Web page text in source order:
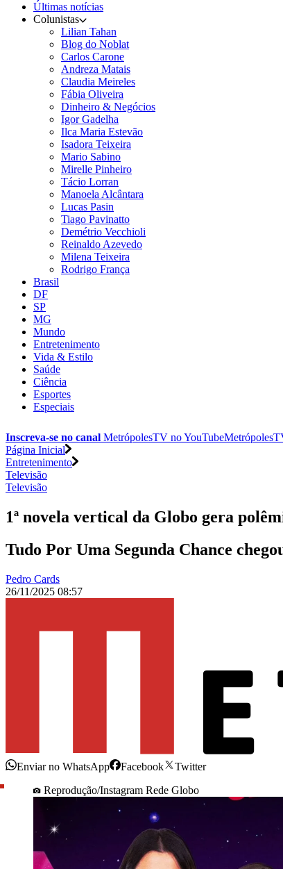
Últimas notícias
Colunistas
Lilian Tahan
Blog do Noblat
Carlos Carone
Andreza Matais
Claudia Meireles
Fábia Oliveira
Dinheiro & Negócios
Igor Gadelha
Ilca Maria Estevão
Isadora Teixeira
Mario Sabino
Mirelle Pinheiro
Tácio Lorran
Manoela Alcântara
Lucas Pasin
Tiago Pavinatto
Demétrio Vecchioli
Reinaldo Azevedo
Milena Teixeira
Rodrigo França
Brasil
DF
SP
MG
Mundo
Entretenimento
Vida & Estilo
Saúde
Ciência
Esportes
Especiais
Inscreva-se no canal MetrópolesTV noYouTube
Página Inicial
Entretenimento
Televisão
Televisão
1ª novela vertical da Globo gera
Tudo Por Uma Segunda Chance
Pedro Cards
26/11/2025 08:57
Enviar no WhatsApp Facebook
Twitter
Reprodução/Instagram Rede Globo